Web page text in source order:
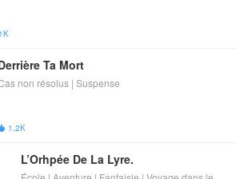
Ta Mort
non résolus | Suspense
1.2K
L’Orhpée De La Lyre.